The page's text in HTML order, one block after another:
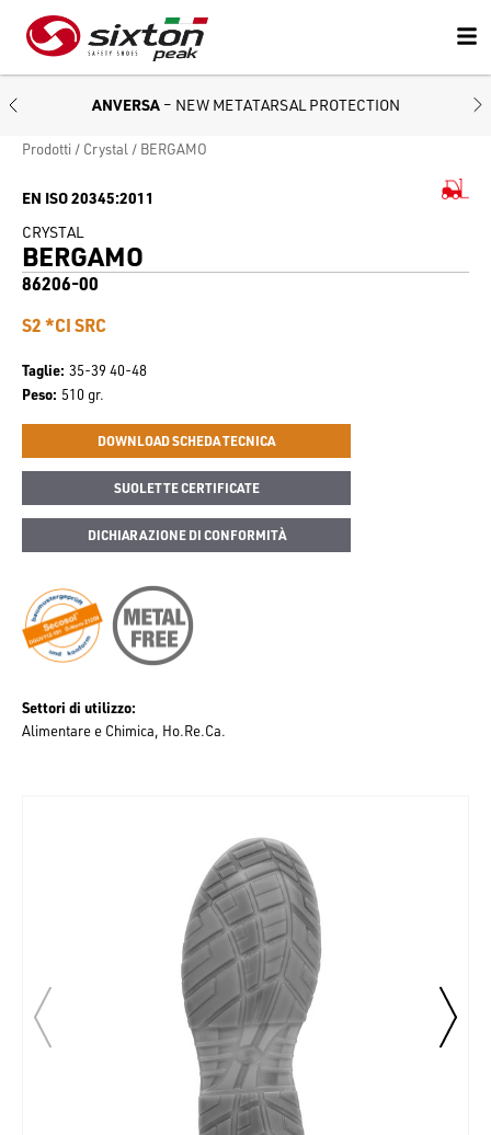
ANVERSA – NEW METATARSAL PROTECTION
Prodotti Crystal BERGAMO
EN ISO 20345:2011
CRYSTAL
BERGAMO
86206-00
S2 *CI SRC
Taglie 35-39 40-48
Peso 510 gr.
DOWNLOAD SCHEDA TECNICA
SUOLETTE CERTIFICATE
DICHIARAZIONE DI CONFORMITÀ
Settori di utilizzo
Alimentare e Chimica Ho.Re.Ca.